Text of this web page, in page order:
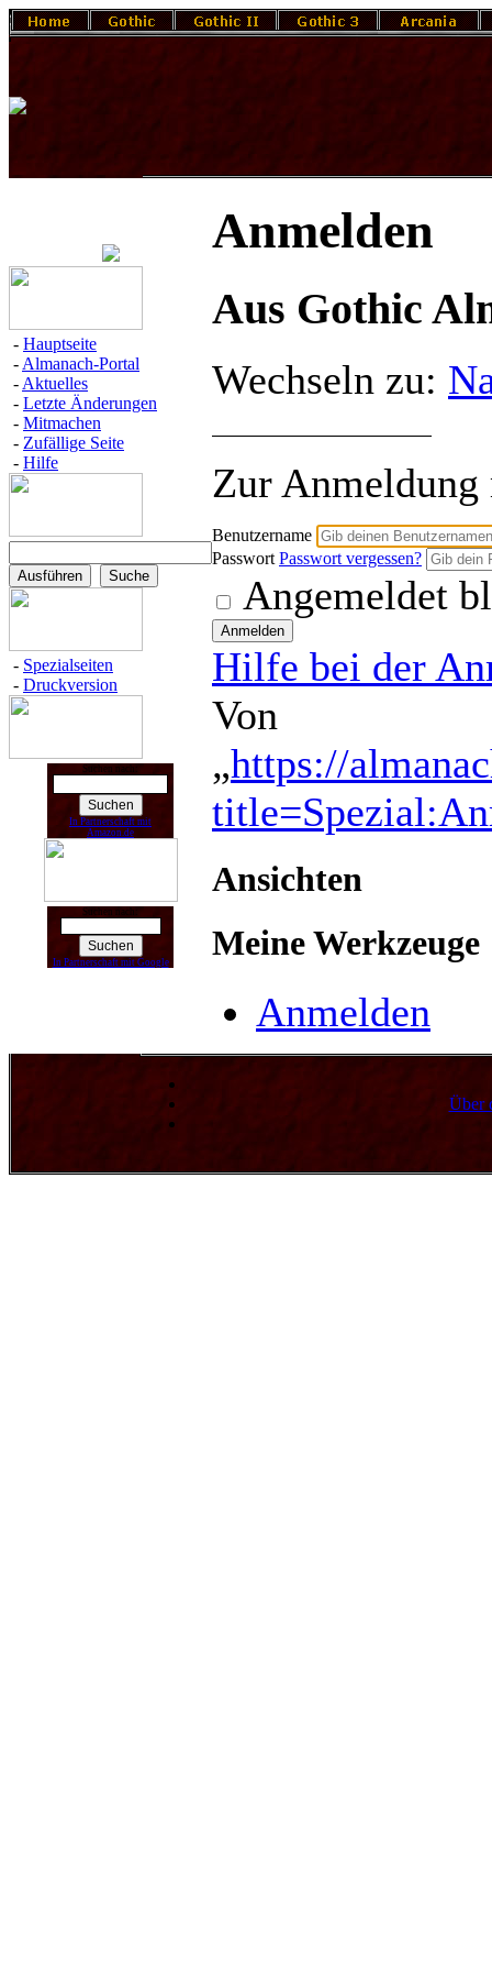
- Hauptseite
- Almanach-Portal
- Aktuelles
- Letzte Änderungen
- Mitmachen
- Zufällige Seite
- Hilfe
- Spezialseiten
- Druckversion
Suchen nach:
In Partnerschaft mit
Amazon.de
Suchen nach:
In Partnerschaft mit Google
Anmelden
Aus Gothic
Wechseln zu:
Zur Anmeldung
Benutzername
Passwort Passwort vergessen?
Angemeldet
Hilfe bei der
Von
„https://
Ansichten
Meine Werkzeuge
Anmelden
Über